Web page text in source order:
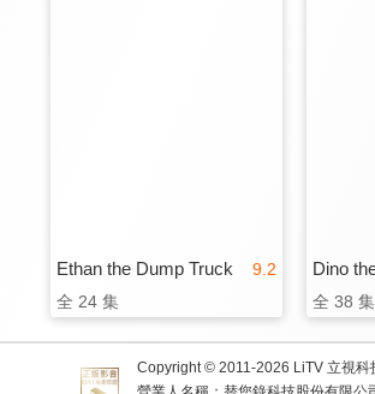
9.2
Ethan the Dump Truck
全 24 集
Dino
全 38 集
Copyright © 2011-2026 LiTV 立視